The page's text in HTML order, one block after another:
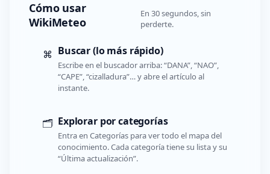
Cómo usar
WikiMeteo
En 30 segundos, sin
perderte.
⌘ Buscar (lo más rápido)
Escribe en el buscador arriba: “DANA”, “NAO”,
“CAPE”, “cizalladura”… y abre el artículo al
instante.
🗂️ Explorar por categorías
Entra en Categorías para ver todo el mapa del
conocimiento. Cada categoría tiene su lista y su
“Última actualización”.